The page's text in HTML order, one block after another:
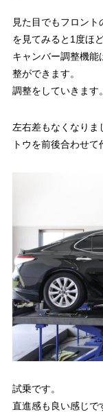
見た目でもフロン
を見てみると1度ほ
キャンバー調整機能
整ができます。
調整をしていきます。
左右差もなくなりま
トウを前後合わせて
試乗です。
直進感も良い感じで